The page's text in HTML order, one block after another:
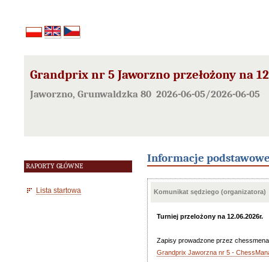
Grandprix nr 5 Jaworzno przełożony na
Jaworzno, Grunwaldzka 80 2026-06-05/2026-06-05
RAPORTY GŁÓWNE
Lista startowa
Informacje
Komunikat sędziego (organizatora)
Turniej przelożony na 12.06.2026r.
Zapisy prowadzone przez
Grandprix Jaworzna nr 5 -